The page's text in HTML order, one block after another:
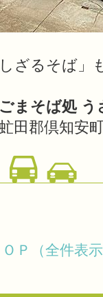
しざるそば」
ごまそば処 う
田郡倶知安
ＯＰ（全件表